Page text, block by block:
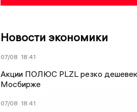
Новости экономики
07/08 18:41
Акции ПОЛЮС PLZL резко
Мосбирже
07/08 18:41